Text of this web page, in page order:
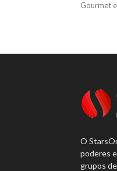
Gourmet
O
poderes
grupos